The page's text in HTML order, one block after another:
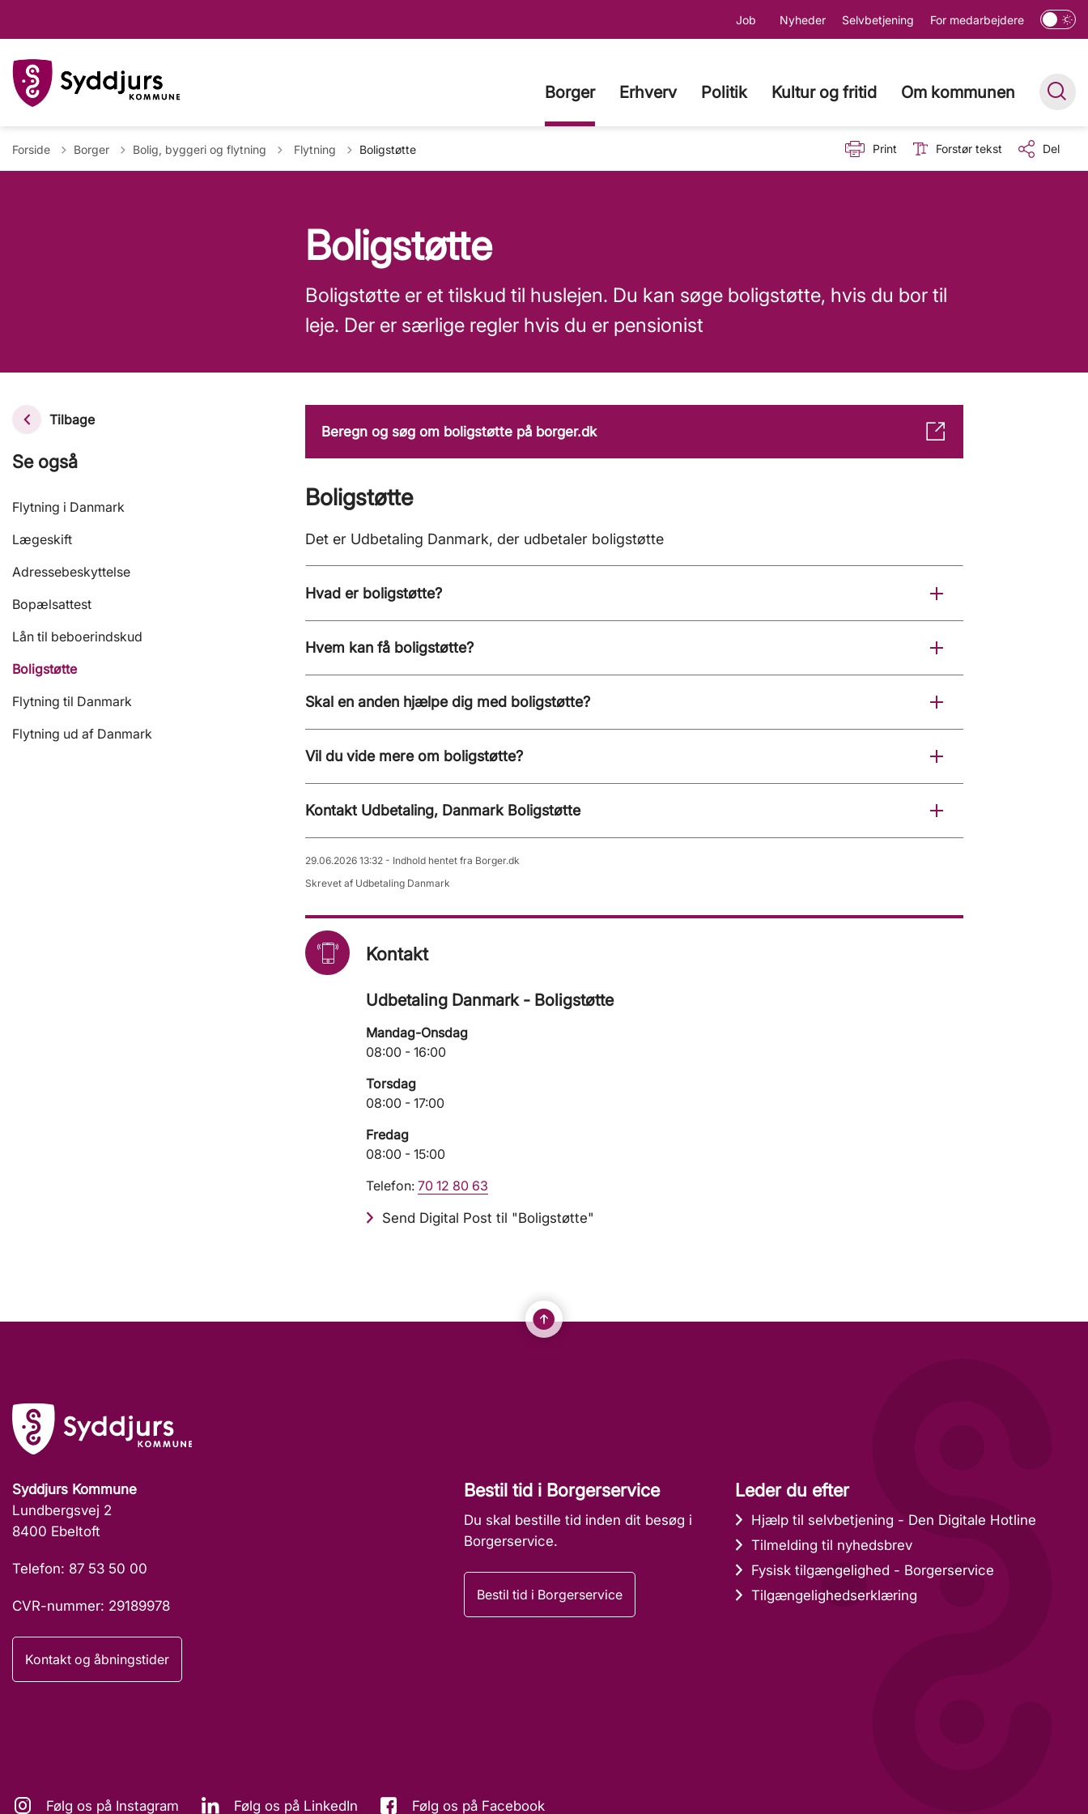
Job Nyheder Selvbetjening For medarbejdere
Borger Erhverv Politik Kultur og fritid Om kommunen
Forside Borger Bolig, byggeri og flytning Tilbage til
Flytning Boligstøtte Print Forstør tekst Del
Boligstøtte
Boligstøtte er et tilskud til huslejen. Du kan søge boligstøtte, hvis du bor til
leje. Der er særlige regler hvis du er pensionist
Tilbage
Se også
Flytning i Danmark
Lægeskift
Adressebeskyttelse
Bopælsattest
Lån til beboerindskud
Boligstøtte
Flytning til Danmark
Flytning ud af Danmark
Beregn og søg om boligstøtte på borger.dk
Boligstøtte
Det er Udbetaling Danmark, der udbetaler boligstøtte
Hvad er boligstøtte?
Hvem kan få boligstøtte?
Skal en anden hjælpe dig med boligstøtte?
Vil du vide mere om boligstøtte?
Kontakt Udbetaling, Danmark Boligstøtte
29.06.2026 13:32 - Indhold hentet fra Borger.dk
Skrevet af Udbetaling Danmark
Kontakt
Udbetaling Danmark - Boligstøtte
Mandag-Onsdag
08:00 - 16:00
Torsdag
08:00 - 17:00
Fredag
08:00 - 15:00
Telefon:70 12 80 63
Send Digital Post til "Boligstøtte"
Syddjurs Kommune
Lundbergsvej 2
8400 Ebeltoft
Telefon: 87 53 50 00
CVR-nummer: 29189978
Kontakt og åbningstider
Bestil tid i Borgerservice
Du skal bestille tid inden dit besøg i
Borgerservice.
Bestil tid i Borgerservice
Leder du efter
Hjælp til selvbetjening - Den Digitale Hotline
Tilmelding til nyhedsbrev
Fysisk tilgængelighed - Borgerservice
Tilgængelighedserklæring
Følg os på Instagram Følg os på LinkedIn Følg os på Facebook